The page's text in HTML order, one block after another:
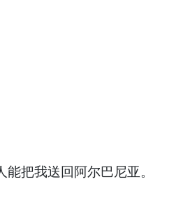
把我送回阿尔巴尼亚。